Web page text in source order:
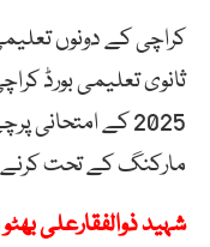
کراچی کے دونوں
ثانوی تعلیمی بورڈ
2025 کے
مارکنگ کے تحت کرنے
شہید ذوالفقارعلی